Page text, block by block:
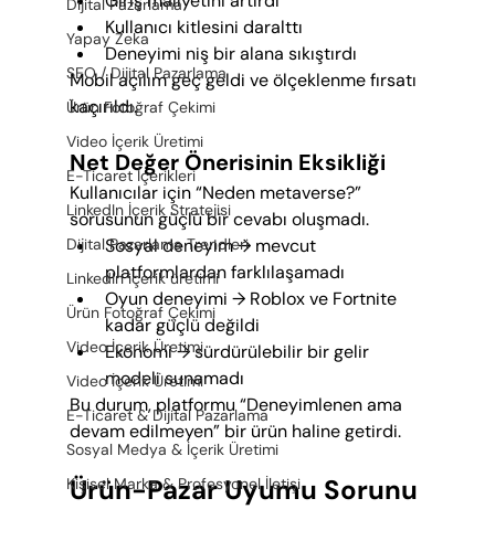
Dijital Pazarlama
Yapay Zeka
SEO / Dijital Pazarlama
Ürün Fotoğraf Çekimi
Video İçerik Üretimi
E-Ticaret İçerikleri
LinkedIn İçerik Stratejisi
Dijital Pazarlama Trendleri
LinkedIn içerik üretimi
Ürün Fotoğraf Çekimi
Video İçerik Üretimi
Video İçerik Üretimi
E-Ticaret & Dijital Pazarlama
Sosyal Medya & İçerik Üretimi
Kişisel Marka & Profesyonel İletişi
Kullanıcı kitlesini daralttı
Deneyimi niş bir alana sıkıştırdı
Mobil açılım geç geldi ve ölçeklenme fırsatı
kaçırıldı.
Net Değer Önerisinin Eksikliği
Kullanıcılar için “Neden metaverse?”
sorusunun güçlü bir cevabı oluşmadı.
Sosyal deneyim → mevcut
platformlardan farklılaşamadı
Oyun deneyimi → Roblox ve Fortnite
kadar güçlü değildi
Ekonomi → sürdürülebilir bir gelir
modeli sunamadı
Bu durum, platformu “Deneyimlenen ama
devam edilmeyen” bir ürün haline getirdi.
Ürün-Pazar Uyumu Sorunu